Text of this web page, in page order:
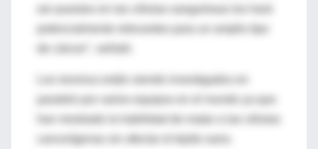
ser puestos en las células sanguíneas los hará
Los reovirus están siendo investigados en
paralelo por varios equipos en el mundo ya que
cancerígenas sin afectar el tejido sano.